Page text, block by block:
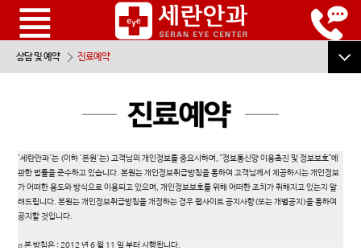
상담 및 예약 진료예약
진료예약
비용문의
전화상담예약
'세란안과'는 (이하 '본원'는) 고객님의 개인정보를 중요시하며, "정보통신망 이용촉진 및 정보보호"에
관한 법률을 준수하고 있습니다. 본원는 개인정보취급방침을 통하여 고객님께서 제공하시는 개인정보
가 어떠한 용도와 방식으로 이용되고 있으며, 개인정보보호를 위해 어떠한 조치가 취해지고 있는지 알
려드립니다. 본원는 개인정보취급방침을 개정하는 경우 웹사이트 공지사항(또는 개별공지)을 통하여
공지할 것입니다.
ο 본 방침은 : 2012 년 6 월 11 일 부터 시행됩니다.